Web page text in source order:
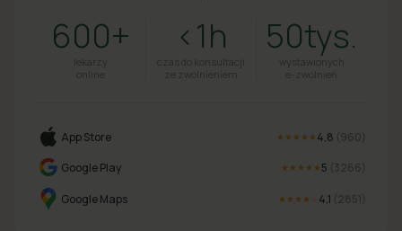
600+
lekarzy
online
<1h
czas do konsultacji
ze zwolnieniem
50tys.
wystawionych
e-zwolnień
App Store ★★★★★ 4,8 (960
Google Play
★★★★★ 5 (3266
Google Maps ★★★★ 4,1 (2851